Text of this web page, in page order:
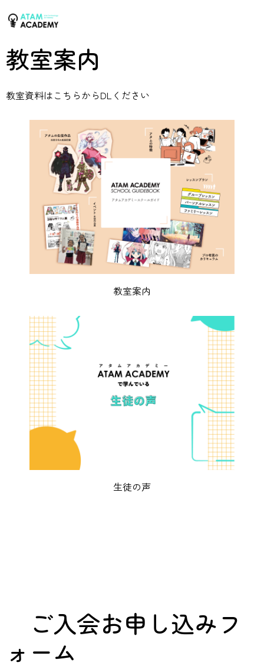
教室案内
教室資料はこちらからDLください
教室案内
生徒の声
ご入会お申し込みフ
ォーム